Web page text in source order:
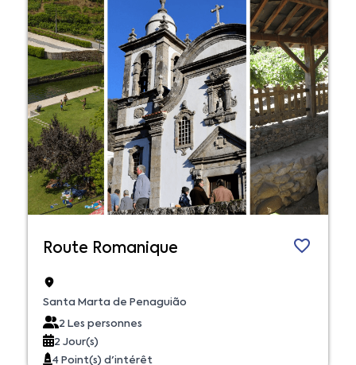
Route Romanique
Santa Marta de Penaguião
2 Les personnes
2 Jour(s)
4 Point(s) d'intérêt